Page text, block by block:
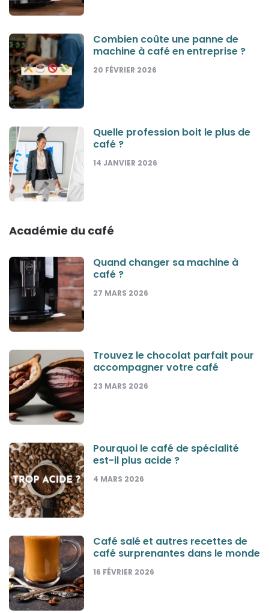
Combien coûte une panne de
machine à café en entreprise ?
20 FÉVRIER 2026
Quelle profession boit le plus de
café ?
14 JANVIER 2026
Académie du café
Quand changer sa machine à
café ?
27 MARS 2026
Trouvez le chocolat parfait pour
accompagner votre café
23 MARS 2026
Pourquoi le café de spécialité
est-il plus acide ?
4 MARS 2026
Café salé et autres recettes de
café surprenantes dans le monde
16 FÉVRIER 2026